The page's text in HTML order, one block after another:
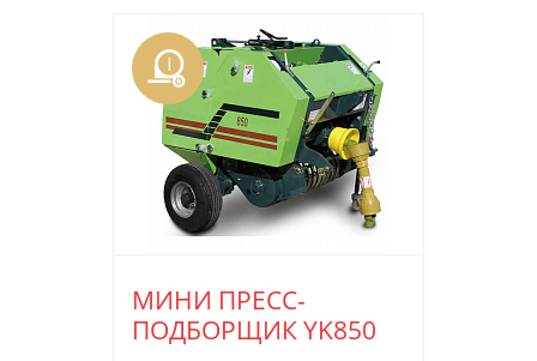
МИНИ ПРЕСС-
ПОДБОРЩИК YK850